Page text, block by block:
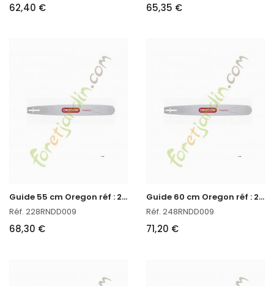
62,40 € 65,35 €
G
uide 55 cm Oregon réf : 228RNDD009 en stock
Réf. 228RNDD009
68,30 €
G
uide 60 cm Oregon réf : 248RNDD009 en stock
Réf. 248RNDD009
71,20 €